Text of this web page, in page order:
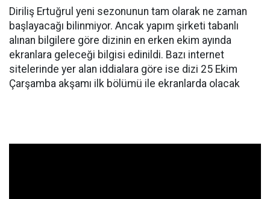
Diriliş Ertuğrul yeni sezonunun tam olarak ne zaman
başlayacağı bilinmiyor. Ancak yapım şirketi tabanlı
alınan bilgilere göre dizinin en erken ekim ayında
ekranlara geleceği bilgisi edinildi. Bazı internet
sitelerinde yer alan iddialara göre ise dizi 25 Ekim
Çarşamba akşamı ilk bölümü ile ekranlarda olacak